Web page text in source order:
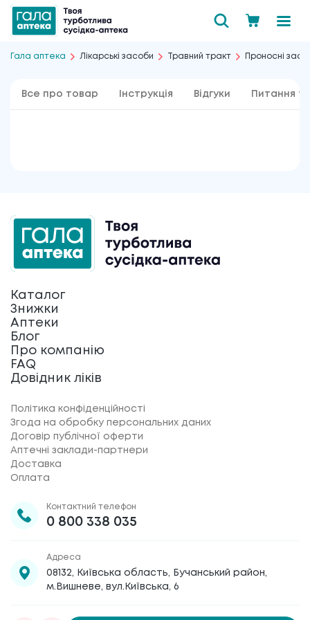
Гала аптека Лікарські засоби Травний тракт Проносні
Все про товар Інструкція Відгуки Питання та
Каталог
Знижки
Аптеки
Блог
Про компанію
FAQ
Довідник ліків
Політика конфіденційності
Згода на обробку персональних даних
Договір публічної оферти
Аптечні заклади-партнери
Доставка
Оплата
Контактний телефон
0 800 338 035
Адреса
08132, Київська область, Бучанський район,
м.Вишневе, вул.Київська, 6